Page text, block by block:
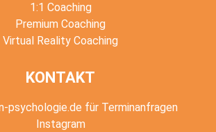
1:1 Coaching
Premium Coaching
Virtual Reality Coaching
KONTAKT
psychologie.de für Terminanfragen
Instagram